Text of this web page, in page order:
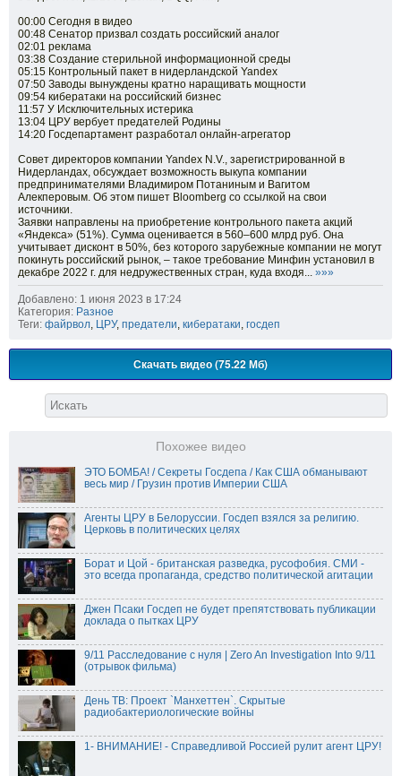
00:00 Сегодня в видео
00:48 Сенатор призвал создать российский аналог
02:01 реклама
03:38 Создание стерильной информационной среды
05:15 Контрольный пакет в нидерландской Yandex
07:50 Заводы вынуждены кратно наращивать мощности
09:54 кибератаки на российский бизнес
11:57 У Исключительных истерика
13:04 ЦРУ вербует предателей Родины
14:20 Госдепартамент разработал онлайн-​агрегатор
Совет директоров компании Yandex N.V., зарегистрированной в
Нидерландах, обсуждает возможность выкупа компании
предпринимателями Владимиром Потаниным и Вагитом
Алекперовым. Об этом пишет Bloomberg со ссылкой на свои
источники.
Заявки направлены на приобретение контрольного пакета акций
«Яндекса» (51%). Сумма оценивается в 560–600 млрд руб. Она
учитывает дисконт в 50%, без которого зарубежные компании не могут
покинуть российский рынок, – такое требование Минфин установил в
декабре 2022 г. для недружественных стран, куда входя... »»»
Добавлено: 1 июня 2023 в 17:24
Категория: Разное
Теги: файрвол, ЦРУ, предатели, кибератаки, госдеп
Скачать видео (75.22 Мб)
Похожее видео
ЭТО БОМБА! / Секреты Госдепа / Как США обманывают
весь мир / Грузин против Империи США
Агенты ЦРУ в Белоруссии. Госдеп взялся за религию.
Церковь в политических целях
Борат и Цой - британская разведка, русофобия. СМИ -
это всегда пропаганда, средство политической агитации
Джен Псаки Госдеп не будет препятствовать публикации
доклада о пытках ЦРУ
9/11 Расследование с нуля | Zero An Investigation Into 9/11
(отрывок фильма)
День ТВ: Проект `Манхеттен`. Скрытые
радиобактериологические войны
1- ВНИМАНИЕ! - Справедливой Россией рулит агент ЦРУ!